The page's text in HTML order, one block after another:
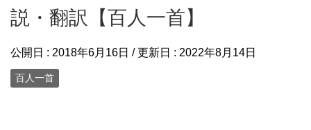
説・翻訳【百人一首】
公開日 : 2018年6月16日 / 更新日 : 2022年8月14日
百人一首